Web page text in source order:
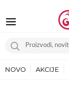
NOVO AKCIJE